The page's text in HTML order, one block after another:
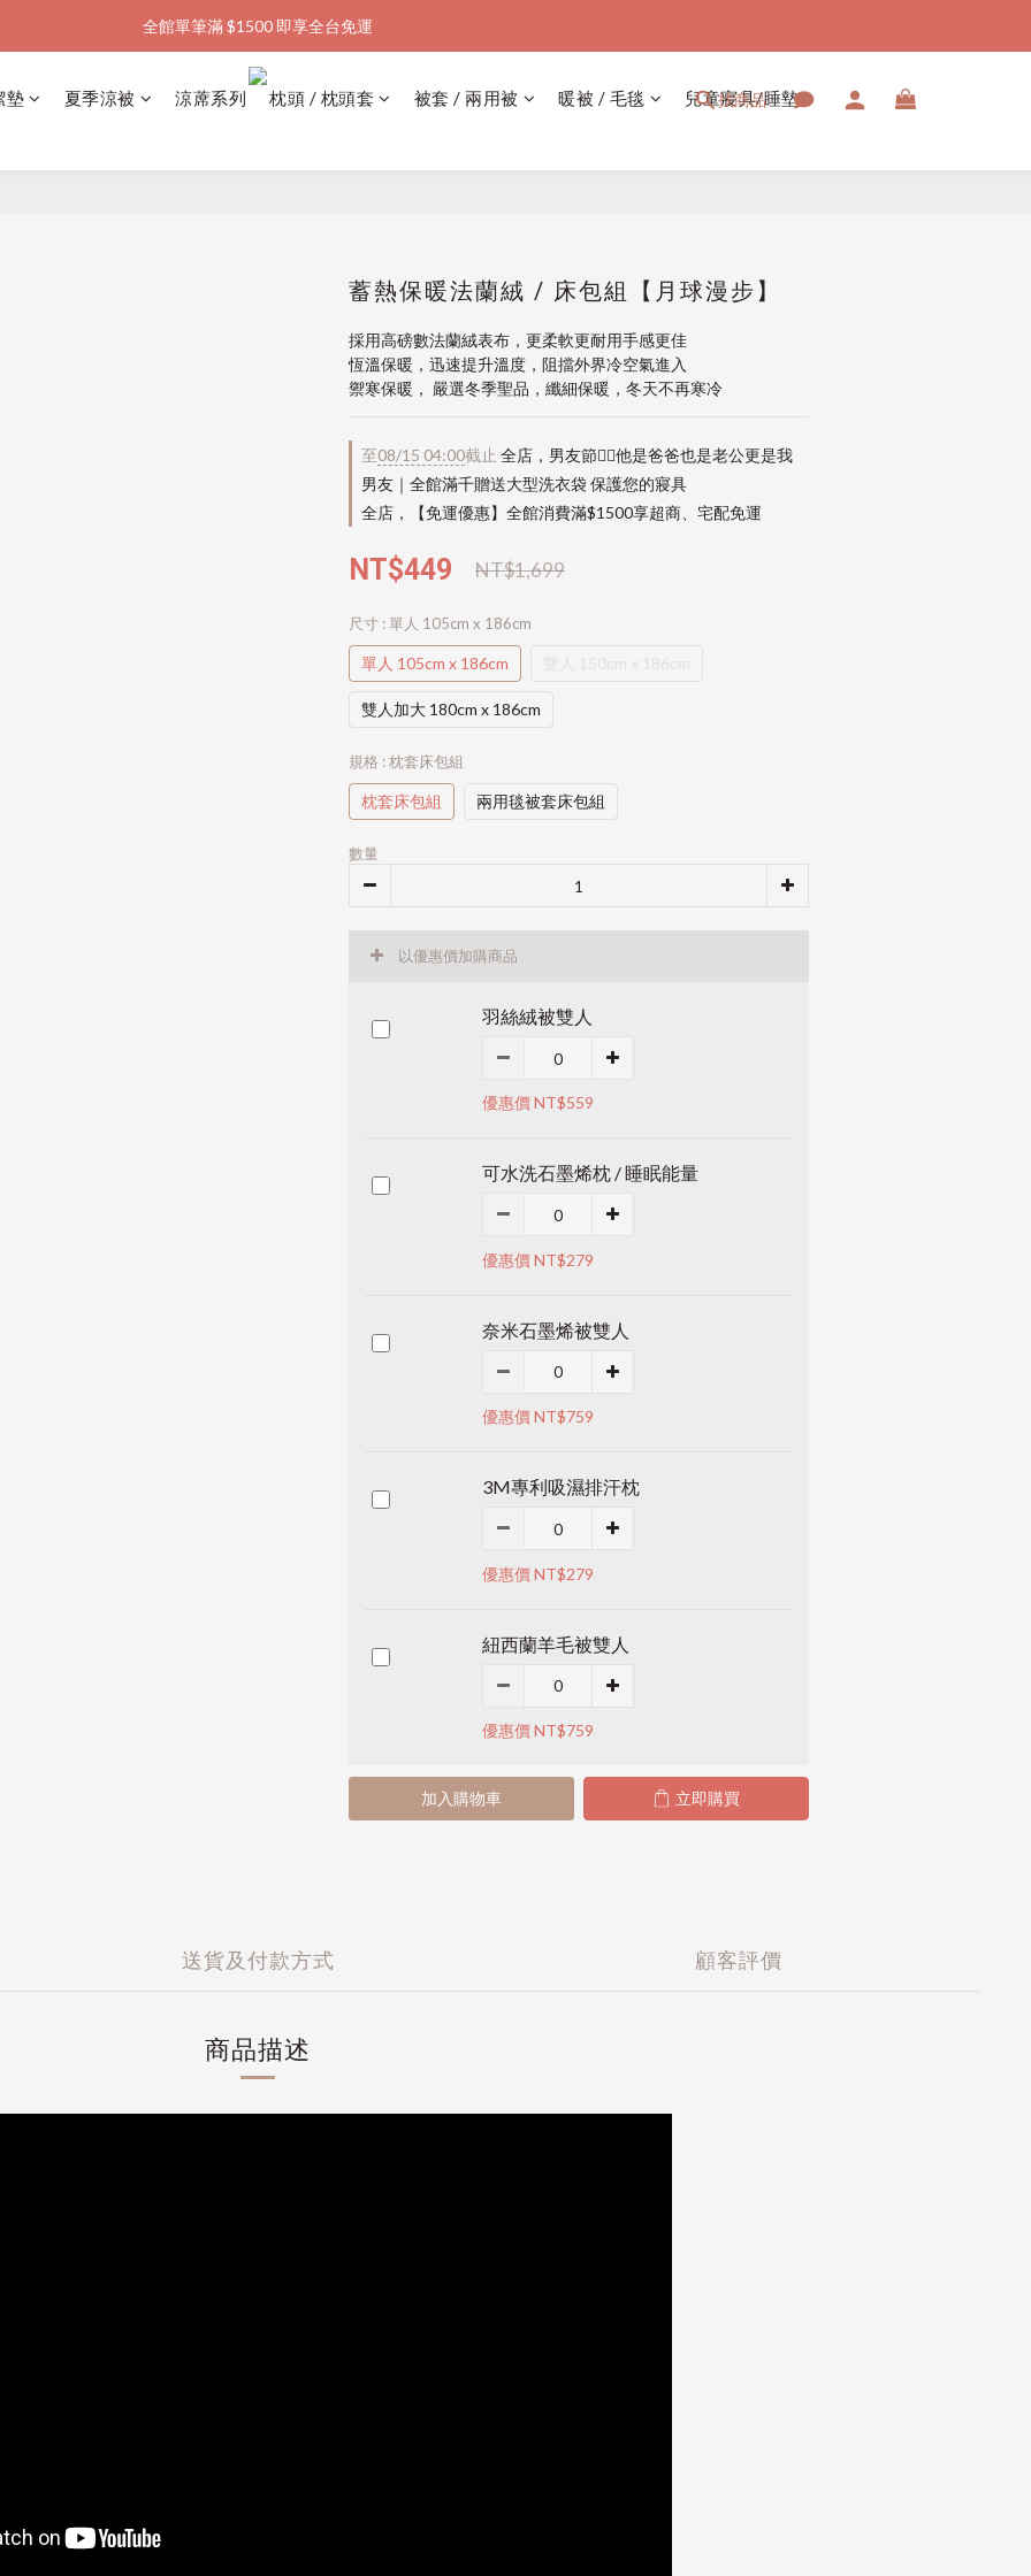
加入會員購物金  馬上領  馬上折
全館單筆滿 $1500 即享全台免運
加入會員購物金  馬上領  馬上折
找商品
墊 夏季涼被 涼蓆系列 枕頭 / 枕頭套 被套 / 兩用被 暖被 / 毛毯 兒童寢具/睡墊
蓄熱保暖法蘭絨 / 床包組【月球漫步】
採用高磅數法蘭絨表布，更柔軟更耐用手感更佳
恆溫保暖，迅速提升溫度，阻擋外界冷空氣進入
禦寒保暖， 嚴選冬季聖品，纖細保暖，冬天不再寒冷
至08/15 04:00截止 全店，男友節👱‍♂️他是爸爸也是老公更是我
男友｜全館滿千贈送大型洗衣袋 保護您的寢具
全店，【免運優惠】全館消費滿$1500享超商、宅配免運
NT$1,699
NT$449
尺寸 : 單人 105cm x 186cm
單人 105cm x 186cm
雙人加大 180cm x 186cm
規格 : 枕套床包組
枕套床包組 兩用毯被套床包組
數量
以優惠價加購商品
羽絲絨被雙人
優惠價 NT$559
可水洗石墨烯枕 / 睡眠能量
優惠價 NT$279
奈米石墨烯被雙人
優惠價 NT$759
3M專利吸濕排汗枕
優惠價 NT$279
紐西蘭羊毛被雙人
優惠價 NT$759
加入購物車 立即購買
送貨及付款方式 顧客評價
商品描述